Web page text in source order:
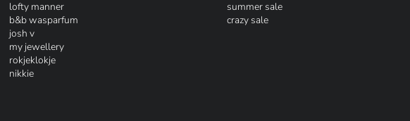
lofty manner
b&b wasparfum
josh v
my jewellery
rokjeklokje
nikkie
summer sale
crazy sale